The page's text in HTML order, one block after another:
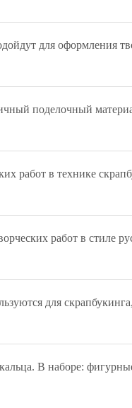
для оформления
поделочный
работ в технике
работ в стиле
для
В наборе: